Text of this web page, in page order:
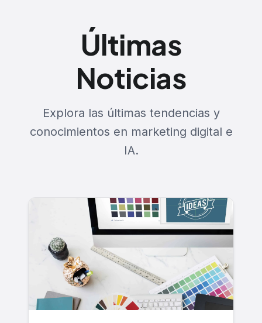
Últimas
Noticias
Explora las últimas tendencias y
conocimientos en marketing digital e
IA.